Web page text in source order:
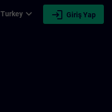
Turkey expand_more login Giriş Yap